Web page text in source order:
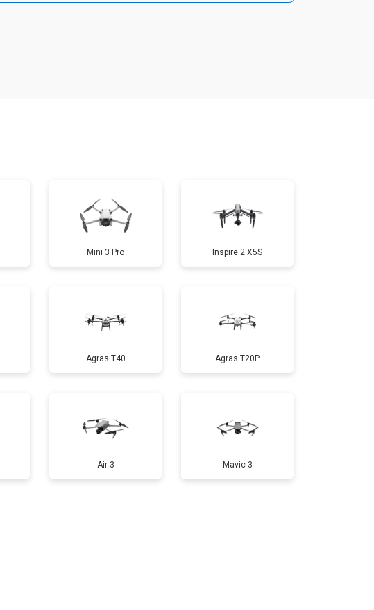
от 1600 ₽ Заказать
от 1000 ₽ Заказать
от 1800 ₽ Заказать
от 2800 ₽ Заказать
Mini 3 Pro Inspire 2 X5S
Agras T40 Agras T20P
Air 3 Mavic 3